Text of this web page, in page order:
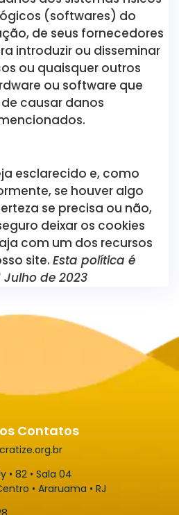
(softwares) do
de seus fornecedores
introduzir ou disseminar
ou quaisquer outros
ou software que
causar danos
esclarecido e, como
se houver algo
se precisa ou não,
deixar os cookies
com um dos recursos
site. Esta política é
de 2023
Contatos
• 82 • Sala 04
• Araruama • RJ